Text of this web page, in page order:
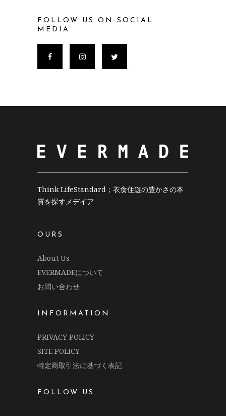
FOLLOW US ON SOCIAL
MEDIA
Think LifeStandard；衣食住遊の豊かさの本
質を探すメデイア
OURS
About Us
EVERMADEについて
お問い合わせ
INFORMATION
PRIVACY POLICY
SITE POLICY
特定商取引法に基づく表記
FOLLOW US